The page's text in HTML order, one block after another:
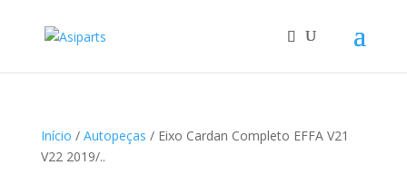
Início / Autopeças / Eixo Cardan Completo EFFA V21
V22 2019/..